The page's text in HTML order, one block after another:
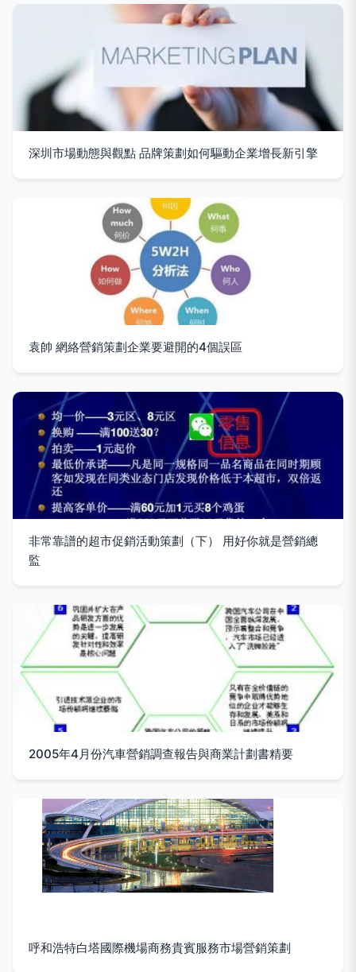
深圳市場動態與觀點 品牌策劃如何驅動企業增長新引擎
袁帥 網絡營銷策劃企業要避開的4個誤區
非常靠譜的超市促銷活動策劃（下） 用好你就是營銷總
監
2005年4月份汽車營銷調查報告與商業計劃書精要
呼和浩特白塔國際機場商務貴賓服務市場營銷策劃